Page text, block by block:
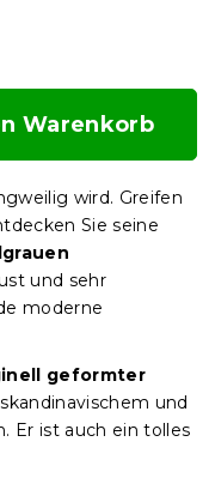
Warenkorb
wird. Greifen
Sie seine
und sehr
moderne
geformter
und
Er ist auch ein tolles